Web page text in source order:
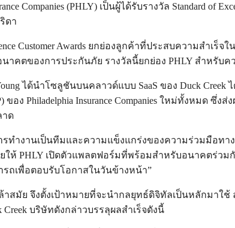
Companies (PHLY) เป็นผู้ได้รับรางวัล Standard of
ดา
Customer Awards ยกย่องลูกค้าที่ประสบความส
คตของการประกันภัย รางวัลนี้ยกย่อง PHLY สำหรับ
ได้นำโซลูชันบนคลาวด์แบบ SaaS ของ Duck Creek
ของ Philadelphia Insurance Companies ใหม่ทั้งหม
าด
ทำงานเป็นทีมและความแข็งแกร่งของความร่วมมือทาง
ช่วยให้ PHLY เปิดตัวแพลตฟอร์มที่พร้อมสำหรับอนาค
ถเพื่อตอบรับโอกาสในวันข้างหน้า”
ล้าสมัย จึงตั้งเป้าหมายที่จะนำกลยุทธ์ดิจิทัลเป็นหลักม
บริษัทดังกล่าวบรรลุผลสำเร็จดังนี้